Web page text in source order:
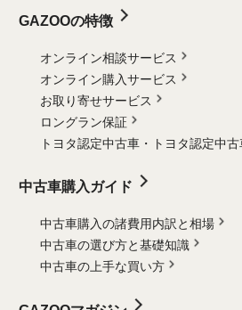
GAZOOの特徴
オンライン相談サービス
オンライン購入サービス
お取り寄せサービス
ロングラン保証
トヨタ認定中古車・
トヨタ認定中
中古車購入ガイド
中古車購入の諸費用内訳と相場
中古車の選び方と基礎知識
中古車の上手な買い方